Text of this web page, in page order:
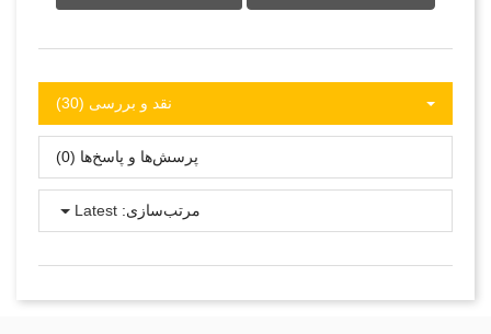
نقد و بررسی‌‌ (30)
پرسش‌ها و پاسخ‌ها (0)
مرتب‌سازی: Latest